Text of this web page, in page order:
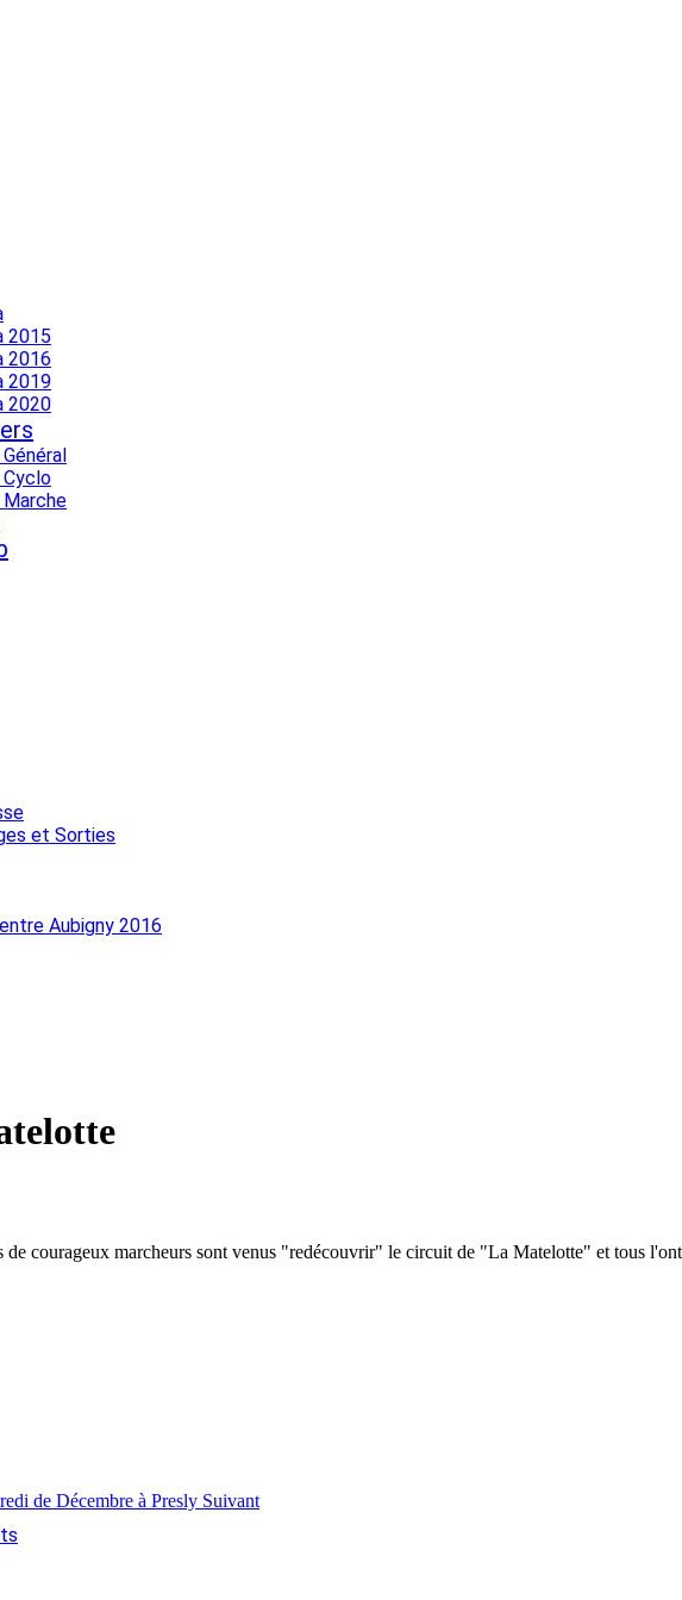
2015
2016
2019
2020
Cyclo
Marche
et Sorties
Aubigny 2016
de courageux marcheurs sont venus "redécouvrir" le circuit de "La Matelotte" et tous
de Décembre à Presly Suivant